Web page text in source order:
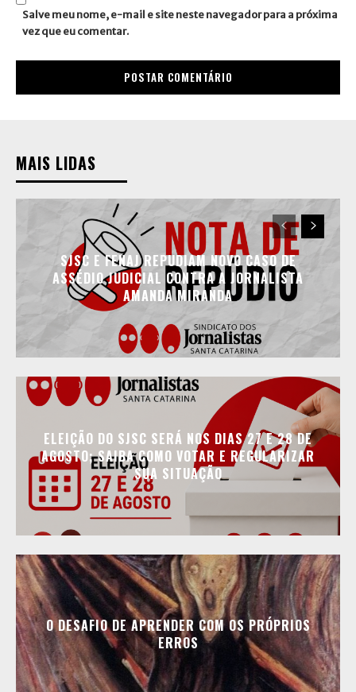
Salve meu nome, e-mail e site neste navegador para a próxima
vez que eu comentar.
MAIS LIDAS
SJSC E FENAJ REPUDIAM NOVO CASO DE
ASSÉDIO JUDICIAL CONTRA A JORNALISTA
AMANDA MIRANDA
ELEIÇÃO DO SJSC SERÁ NOS DIAS 27 E 28 DE
AGOSTO; SAIBA COMO VOTAR E REGULARIZAR
SUA SITUAÇÃO
O DESAFIO DE APRENDER COM OS PRÓPRIOS
ERROS